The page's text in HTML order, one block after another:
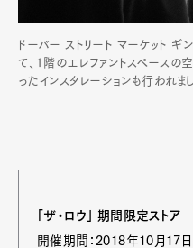
ドーバー ストリート マーケット
て、1階のエレファントスペース
ったインスタレーションも行われまし
「ザ・ロウ」 期間限定ストア
開催期間：2018年10月17